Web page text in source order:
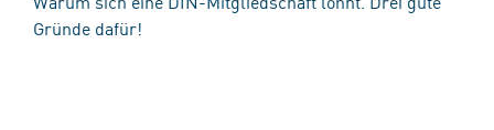
Gründe dafür!